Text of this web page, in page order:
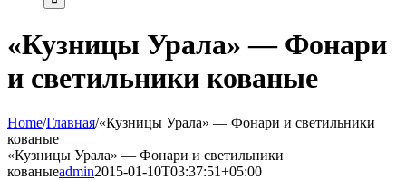
«Кузницы Урала» — Фонари
и светильники кованые
Home/Главная/«Кузницы Урала» — Фонари и светильники
кованые
«Кузницы Урала» — Фонари и светильники
кованыеadmin2015-01-10T03:37:51+05:00